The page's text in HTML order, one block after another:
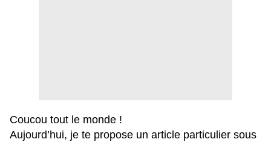
Coucou tout le monde !
Aujourd’hui, je te propose un article particulier sous